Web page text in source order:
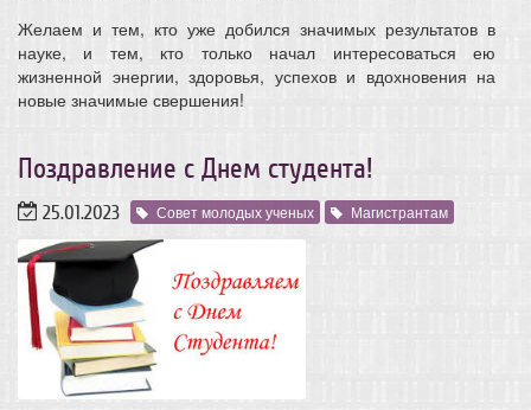
Желаем и тем, кто уже добился значимых результатов в
науке, и тем, кто только начал интересоваться ею
жизненной энергии, здоровья, успехов и вдохновения на
новые значимые свершения!
Поздравление с Днем студента!
25.01.2023 Совет молодых ученых Магистрантам